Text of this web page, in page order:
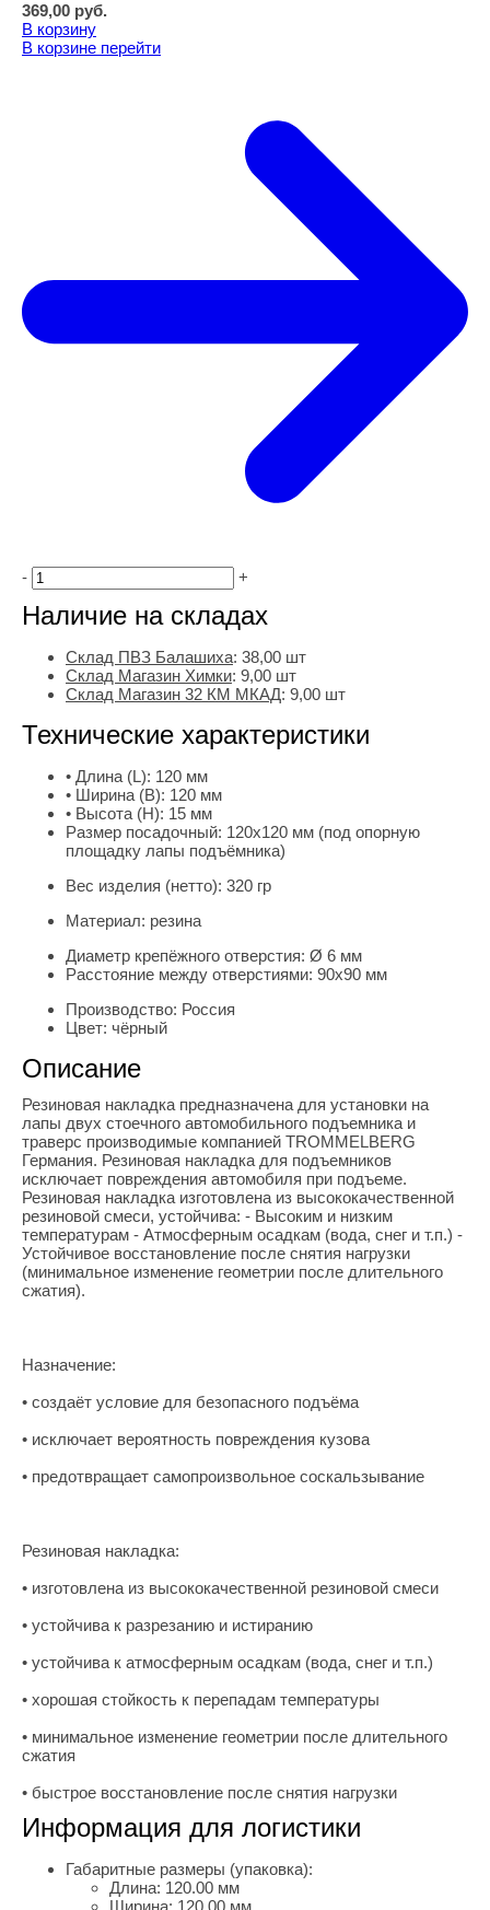
369,00 руб.
В корзину
В корзине перейти
- +
Наличие на складах
Склад ПВЗ Балашиха: 38,00 шт
Склад Магазин Химки: 9,00 шт
Склад Магазин 32 КМ МКАД: 9,00 шт
Технические характеристики
• Длина (L): 120 мм
• Ширина (B): 120 мм
• Высота (H): 15 мм
Размер посадочный: 120х120 мм (под опорную
площадку лапы подъёмника)
Вес изделия (нетто): 320 гр
Материал: резина
Диаметр крепёжного отверстия: Ø 6 мм
Расстояние между отверстиями: 90х90 мм
Производство: Россия
Цвет: чёрный
Описание
Резиновая накладка предназначена для установки на
лапы двух стоечного автомобильного подъемника и
траверс производимые компанией TROMMELBERG
Германия. Резиновая накладка для подъемников
исключает повреждения автомобиля при подъеме.
Резиновая накладка изготовлена из высококачественной
резиновой смеси, устойчива: - Высоким и низким
температурам - Атмосферным осадкам (вода, снег и т.п.) -
Устойчивое восстановление после снятия нагрузки
(минимальное изменение геометрии после длительного
сжатия).
Назначение:
• создаёт условие для безопасного подъёма
• исключает вероятность повреждения кузова
• предотвращает самопроизвольное соскальзывание
Резиновая накладка:
• изготовлена из высококачественной резиновой смеси
• устойчива к разрезанию и истиранию
• устойчива к атмосферным осадкам (вода, снег и т.п.)
• хорошая стойкость к перепадам температуры
• минимальное изменение геометрии после длительного
сжатия
• быстрое восстановление после снятия нагрузки
Информация для логистики
Габаритные размеры (упаковка):
Длина: 120.00 мм